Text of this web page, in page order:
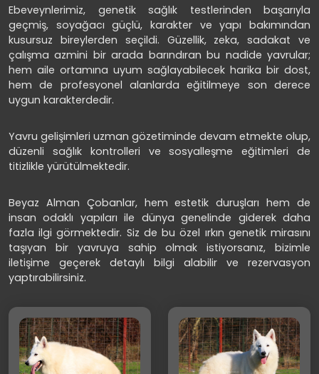
Ebeveynlerimiz, genetik sağlık testlerinden başarıyla
geçmiş, soyağacı güçlü, karakter ve yapı bakımından
kusursuz bireylerden seçildi. Güzellik, zeka, sadakat ve
çalışma azmini bir arada barındıran bu nadide yavrular;
hem aile ortamına uyum sağlayabilecek harika bir dost,
hem de profesyonel alanlarda eğitilmeye son derece
uygun karakterdedir.
Yavru gelişimleri uzman gözetiminde devam etmekte olup,
düzenli sağlık kontrolleri ve sosyalleşme eğitimleri de
titizlikle yürütülmektedir.
Beyaz Alman Çobanlar, hem estetik duruşları hem de
insan odaklı yapıları ile dünya genelinde giderek daha
fazla ilgi görmektedir. Siz de bu özel ırkın genetik mirasını
taşıyan bir yavruya sahip olmak istiyorsanız, bizimle
iletişime geçerek detaylı bilgi alabilir ve rezervasyon
yaptırabilirsiniz.